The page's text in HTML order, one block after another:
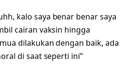
kalo saya benar benar saya
cairan vaksin hingga
dilakukan dengan baik, ada
di saat seperti ini”